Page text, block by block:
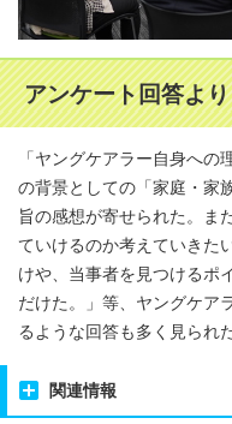
アンケート回答より
「ヤングケアラー自身へ
の背景としての「家庭・家
旨の感想が寄せられた。ま
ていけるのか考えていきた
けや、当事者を見つけるポ
だけた。」等、ヤングケア
るような回答も多く見られた
関連情報